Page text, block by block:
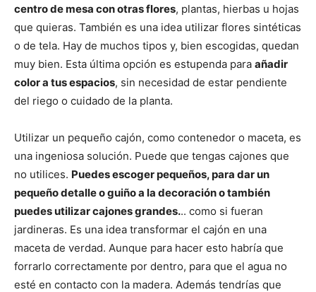
centro de mesa con otras flores, plantas, hierbas u hojas
que quieras. También es una idea utilizar flores sintéticas
o de tela. Hay de muchos tipos y, bien escogidas, quedan
muy bien. Esta última opción es estupenda para añadir
color a tus espacios, sin necesidad de estar pendiente
del riego o cuidado de la planta.
Utilizar un pequeño cajón, como contenedor o maceta, es
una ingeniosa solución. Puede que tengas cajones que
no utilices. Puedes escoger pequeños, para dar un
pequeño detalle o guiño a la decoración o también
puedes utilizar cajones grandes... como si fueran
jardineras. Es una idea transformar el cajón en una
maceta de verdad. Aunque para hacer esto habría que
forrarlo correctamente por dentro, para que el agua no
esté en contacto con la madera. Además tendrías que